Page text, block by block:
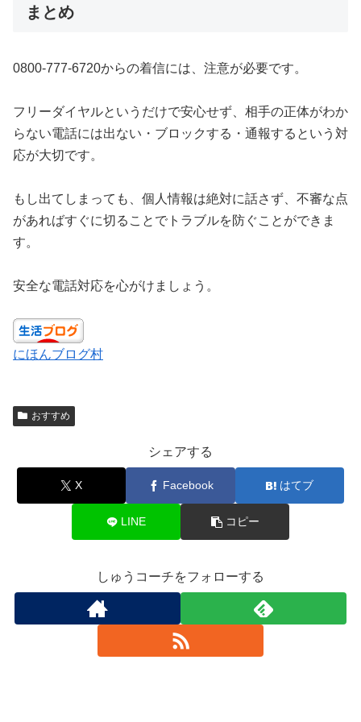
まとめ
0800‑777‑6720からの着信には、注意が必要です。
フリーダイヤルというだけで安心せず、相手の正体がわか
らない電話には出ない・ブロックする・通報するという対
応が大切です。
もし出てしまっても、個人情報は絶対に話さず、不審な点
があればすぐに切ることでトラブルを防ぐことができま
す。
安全な電話対応を心がけましょう。
にほんブログ村
おすすめ
シェアする
X Facebook はてブ
LINE コピー
しゅうコーチをフォローする